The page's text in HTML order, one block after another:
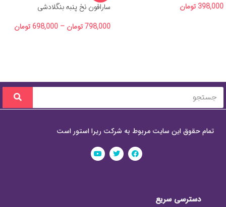
398,000 تومان
سارافون نخ پنبه بنگلادشی
798,000تومان –
698,000 تومان
تمام حقوق این سایت مربوط به شرکت ریرا استور است
دسترسی سریع